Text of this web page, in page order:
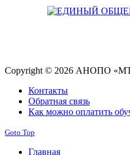
Copyright © 2026 АНОПО
Контакты
Обратная связь
Как можно оплатить
Goto Top
Главная